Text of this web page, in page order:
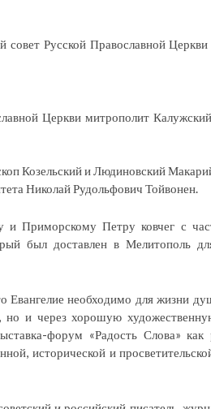
совет Русской Православной
Церкви митрополит
Козельский и Людиновский
Николай Рудольфович Тойвонен.
и Приморскому Петру ковчег с
был доставлен в Мелитополь
Евангелие необходимо для жизни
и через хорошую
форум «Радость Слова» как
исторической и